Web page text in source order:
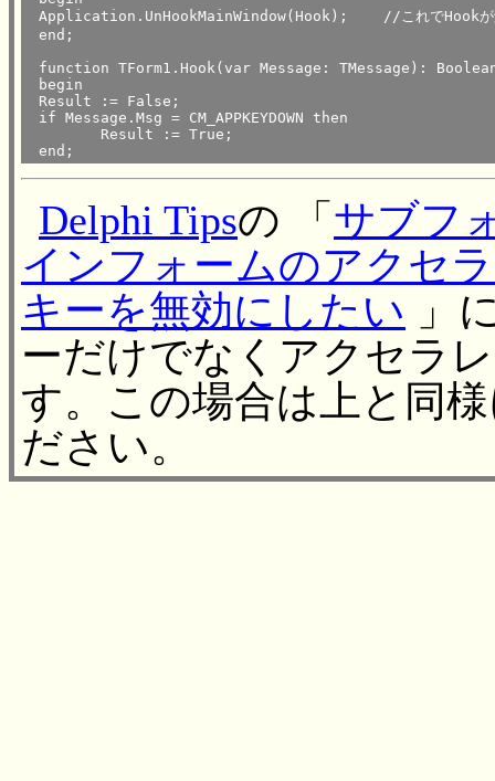
Application.UnHookMainWindow(Hook);	//これでHookが解放される
end;
function TForm1.Hook(var Message: TMessage):
begin
Result := False;
if Message.Msg = CM_APPKEYDOWN then
Delphi Tipsの 「 サブフ
インフォームのアクセ
キーを無効にしたい 」
ーだけでなくアクセラ
す。この場合は上と同
ださい。